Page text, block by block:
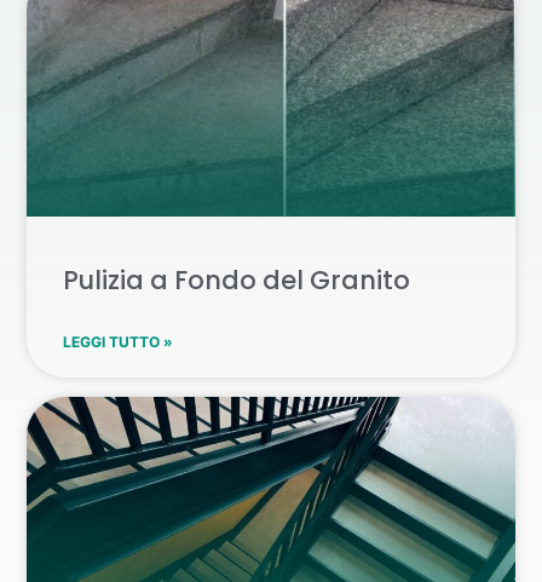
Pulizia a Fondo del Granito
LEGGI TUTTO »